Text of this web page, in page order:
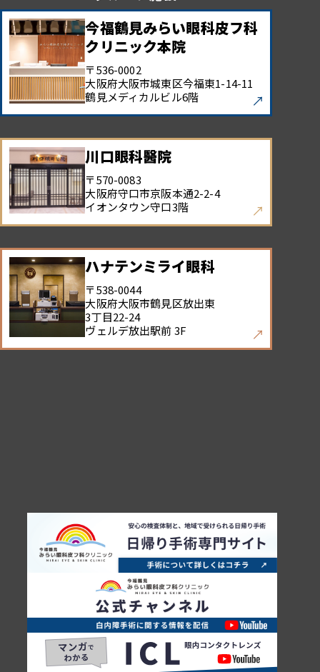
今福鶴見みらい眼科皮フ科
クリニック本院
〒536-0002
大阪府大阪市城東区今福東1-14-11
鶴見メディカルビル6階
川口眼科醫院
〒570-0083
大阪府守口市京阪本通2-2-4
イオンタウン守口3階
ハナテンミライ眼科
〒538-0044
大阪府大阪市鶴見区放出東
3丁目22-24
ヴェルデ放出駅前 3F